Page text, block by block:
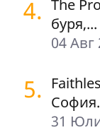
4. The
буря,...
04 Авг
5.
31